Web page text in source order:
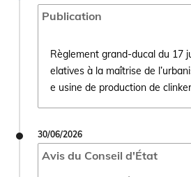
Publication
Règlement grand-ducal du 17
elatives à la maîtrise de
e usine de production de
Ouvrir le document Règlement
30/06/2026
Avis du Conseil d'État